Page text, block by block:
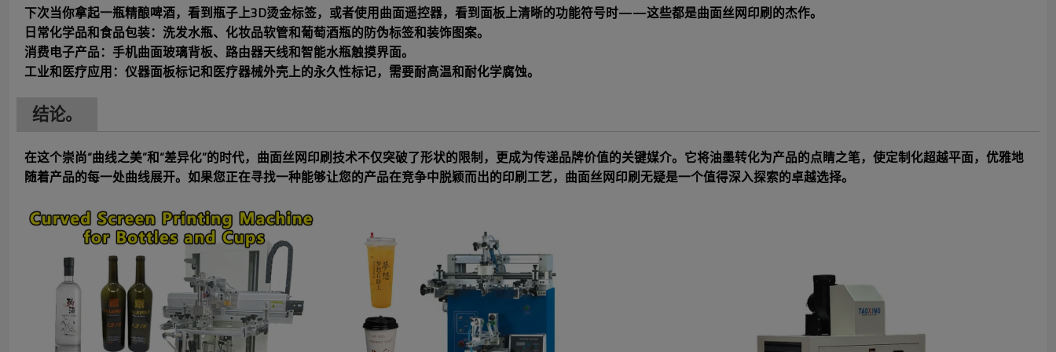
下次当你拿起一瓶精酿啤酒，看到瓶子上3D烫金标签，或者使用曲面遥控器，看到面板上清晰的功能符号时——这些都是曲面丝网印刷的杰作。
日常化学品和食品包装：洗发水瓶、化妆品软管和葡萄酒瓶的防伪标签和装饰图案。
消费电子产品：手机曲面玻璃背板、路由器天线和智能水瓶触摸界面。
工业和医疗应用：仪器面板标记和医疗器械外壳上的永久性标记，需要耐高温和耐化学腐蚀。
结论。
在这个崇尚“曲线之美”和“差异化”的时代，曲面丝网印刷技术不仅突破了形状的限制，更成为传递品牌价值的关键媒介。它将油墨转化为产品的点睛之笔，使定制化超越平面，优雅地
随着产品的每一处曲线展开。如果您正在寻找一种能够让您的产品在竞争中脱颖而出的印刷工艺，曲面丝网印刷无疑是一个值得深入探索的卓越选择。